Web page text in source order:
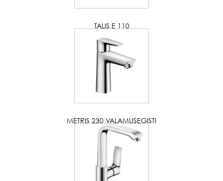
TALIS E 110
METRIS 230 VALAMUSEGISTI